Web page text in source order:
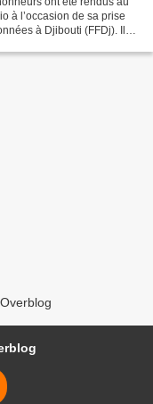
à l’occasion de sa prise
à Djibouti (FFDj). Il